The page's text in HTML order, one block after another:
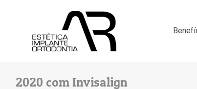
2020 com Invisalign